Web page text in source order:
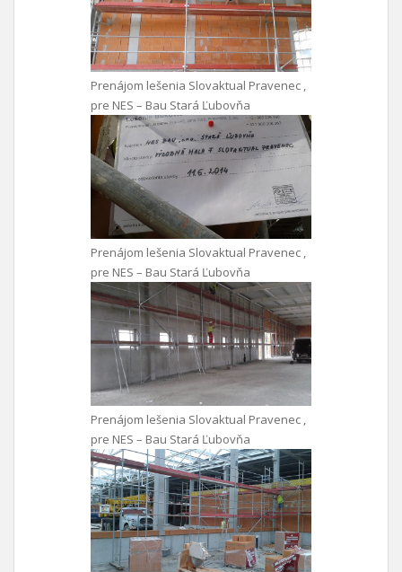
Prenájom lešenia Slovaktual Pravenec ,
pre NES – Bau Stará Ľubovňa
Prenájom lešenia Slovaktual Pravenec ,
pre NES – Bau Stará Ľubovňa
Prenájom lešenia Slovaktual Pravenec ,
pre NES – Bau Stará Ľubovňa